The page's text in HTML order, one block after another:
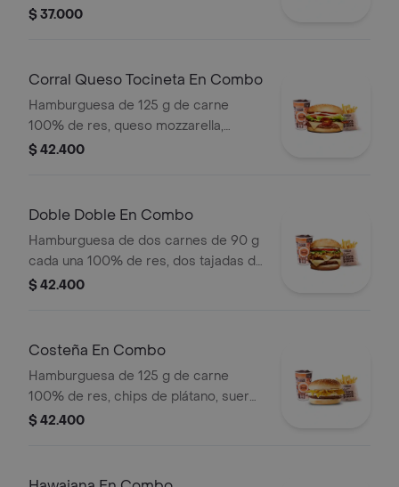
rodajas, cebolla en rodajas, lechuga y
$ 37.000
Corral Queso Tocineta En Combo
Hamburguesa de 125 g de carne
100% de res, queso mozzarella,
tocineta, tomate en rodajas, cebolla
bebida
$ 42.400
Doble Doble En Combo
Hamburguesa de dos carnes de 90 g
cada una 100% de res, dos tajadas de
queso tipo mozzarella, cebolla grillé,
cascos) + bebida PET
$ 42.400
Costeña En Combo
Hamburguesa de 125 g de carne
100% de res, chips de plátano, suero,
queso costeño rallado y salsa blanca
$ 42.400